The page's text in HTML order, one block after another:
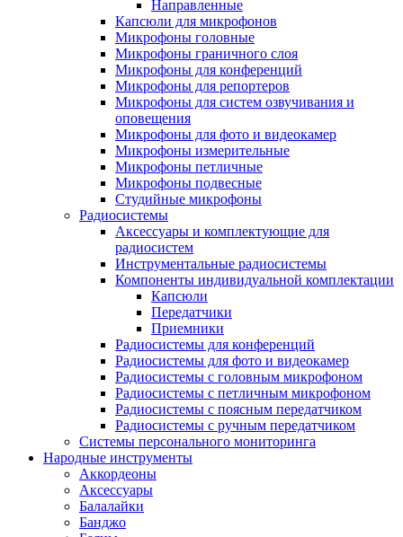
Направленные
Капсюли для микрофонов
Микрофоны головные
Микрофоны граничного слоя
Микрофоны для конференций
Микрофоны для репортеров
Микрофоны для систем озвучивания и
оповещения
Микрофоны для фото и видеокамер
Микрофоны измерительные
Микрофоны петличные
Микрофоны подвесные
Студийные микрофоны
Радиосистемы
Аксессуары и комплектующие для
радиосистем
Инструментальные радиосистемы
Компоненты индивидуальной комплектации
Капсюли
Передатчики
Приемники
Радиосистемы для конференций
Радиосистемы для фото и видеокамер
Радиосистемы с головным микрофоном
Радиосистемы с петличным микрофоном
Радиосистемы с поясным передатчиком
Радиосистемы с ручным передатчиком
Системы персонального мониторинга
Народные инструменты
Аккордеоны
Аксессуары
Балалайки
Банджо